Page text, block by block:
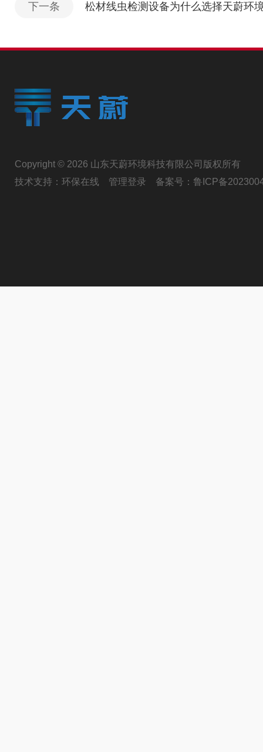
下一条 松材线虫检测设备为什么选择天蔚环
Copyright © 2026 山东天蔚环境科技有限公司版权所有
技术支持： 环保在线 管理登录 备案号： 鲁ICP备